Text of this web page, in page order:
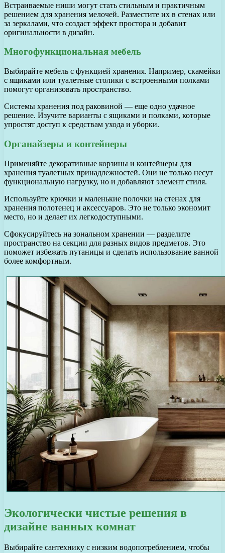
Встраиваемые ниши могут стать стильным и практичным
решением для хранения мелочей. Разместите их в стенах или
за зеркалами, что создаст эффект простора и добавит
оригинальности в дизайн.
Многофункциональная мебель
Выбирайте мебель с функцией хранения. Например, скамейки
с ящиками или туалетные столики с встроенными полками
помогут организовать пространство.
Системы хранения под раковиной — еще одно удачное
решение. Изучите варианты с ящиками и полками, которые
упростят доступ к средствам ухода и уборки.
Органайзеры и контейнеры
Применяйте декоративные корзины и контейнеры для
хранения туалетных принадлежностей. Они не только несут
функциональную нагрузку, но и добавляют элемент стиля.
Используйте крючки и маленькие полочки на стенах для
хранения полотенец и аксессуаров. Это не только экономит
место, но и делает их легкодоступными.
Сфокусируйтесь на зональном хранении — разделите
пространство на секции для разных видов предметов. Это
поможет избежать путаницы и сделать использование ванной
более комфортным.
Экологически чистые решения в
дизайне ванных комнат
Выбирайте сантехнику с низким водопотреблением, чтобы